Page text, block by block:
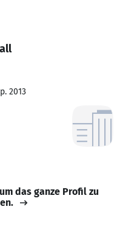
2013
das ganze Profil zu